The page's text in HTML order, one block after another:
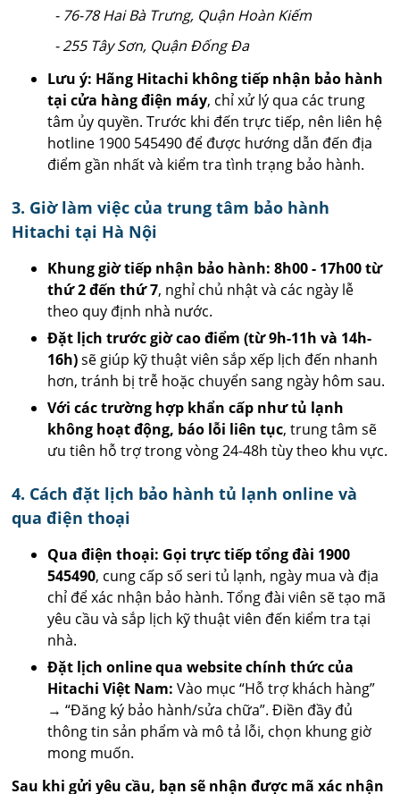
- 76-78 Hai Bà Trưng, Quận Hoàn Kiếm
- 255 Tây Sơn, Quận Đống Đa
Lưu ý: Hãng Hitachi không tiếp nhận bảo hành
tại cửa hàng điện máy, chỉ xử lý qua các trung
tâm ủy quyền. Trước khi đến trực tiếp, nên liên hệ
hotline 1900 545490 để được hướng dẫn đến địa
điểm gần nhất và kiểm tra tình trạng bảo hành.
3. Giờ làm việc của trung tâm bảo hành
Hitachi tại Hà Nội
Khung giờ tiếp nhận bảo hành: 8h00 - 17h00 từ
thứ 2 đến thứ 7, nghỉ chủ nhật và các ngày lễ
theo quy định nhà nước.
Đặt lịch trước giờ cao điểm (từ 9h-11h và 14h-
16h)sẽ giúp kỹ thuật viên sắp xếp lịch đến nhanh
hơn, tránh bị trễ hoặc chuyển sang ngày hôm sau.
Với các trường hợp khẩn cấp như tủ lạnh
không hoạt động, báo lỗi liên tục, trung tâm sẽ
ưu tiên hỗ trợ trong vòng 24-48h tùy theo khu vực.
4. Cách đặt lịch bảo hành tủ lạnh online và
qua điện thoại
Qua điện thoại: Gọi trực tiếp tổng đài 1900
545490, cung cấp số seri tủ lạnh, ngày mua và địa
chỉ để xác nhận bảo hành. Tổng đài viên sẽ tạo mã
yêu cầu và sắp lịch kỹ thuật viên đến kiểm tra tại
nhà.
Đặt lịch online qua website chính thức của
Hitachi Việt Nam: Vào mục “Hỗ trợ khách hàng”
→ “Đăng ký bảo hành/sửa chữa”. Điền đầy đủ
thông tin sản phẩm và mô tả lỗi, chọn khung giờ
mong muốn.
Sau khi gửi yêu cầu, bạn sẽ nhận được mã xác nhận